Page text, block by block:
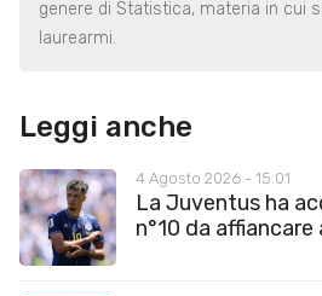
genere di Statistica, materia in cui
laurearmi.
Leggi anche
4 Agosto 2026 - 15:01
La Juventus ha
n°10 da affiancare